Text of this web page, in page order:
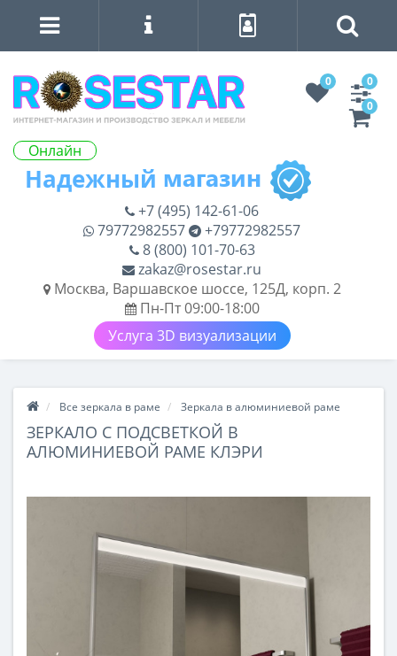
Онлайн
0
0
0
+7 (495) 142-61-06
79772982557
+79772982557
8 (800) 101-70-63
zakaz@rosestar.ru
Москва, Варшавское шоссе, 125Д, корп. 2
Пн-Пт 09:00-18:00
Услуга 3D визуализации
Все зеркала в раме Зеркала в алюминиевой раме
ЗЕРКАЛО С ПОДСВЕТКОЙ В
АЛЮМИНИЕВОЙ РАМЕ КЛЭРИ